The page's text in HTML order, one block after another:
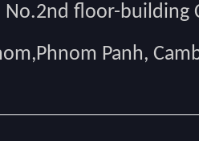
floor-building
Panh,